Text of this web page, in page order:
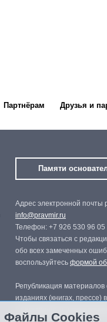
Партнёрам Друзья и
Памяти
Адрес электронной почты
info@pravmir.ru
Телефон: +7 926 530 96 05
Чтобы связаться с
обо всех замеченных
воспользуйтесь формой
Републикация
изданиях (книгах, прессе)
Файлы Cookies